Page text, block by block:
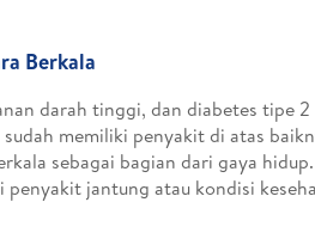
Berkala
darah tinggi, dan diabetes tipe
memiliki penyakit di atas
sebagai bagian dari gaya
penyakit jantung atau kondisi